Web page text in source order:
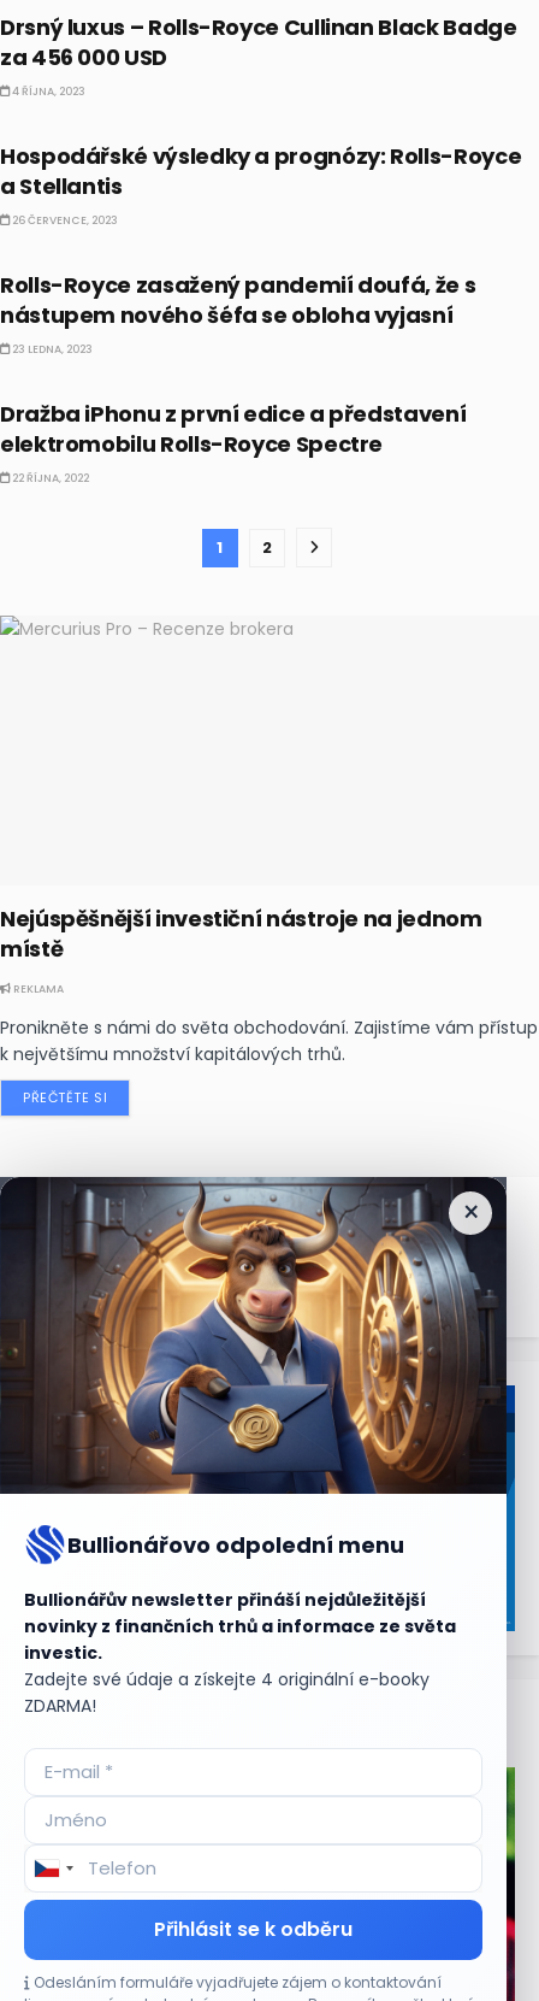
Drsný luxus – Rolls-Royce Cullinan Black Badge
za 456 000 USD
4 ŘÍJNA, 2023
Hospodářské výsledky a prognózy: Rolls-Royce
a Stellantis
26 ČERVENCE, 2023
Rolls-Royce zasažený pandemií doufá, že s
nástupem nového šéfa se obloha vyjasní
23 LEDNA, 2023
Dražba iPhonu z první edice a představení
elektromobilu Rolls-Royce Spectre
22 ŘÍJNA, 2022
1 2
Nejúspěšnější investiční nástroje na jednom
místě
REKLAMA
Pronikněte s námi do světa obchodování. Zajistíme vám přístup
k největšímu množství kapitálových trhů.
PŘEČTĚTE SI
×
Bullionářovo odpolední menu
Bullionářův newsletter přináší nejdůležitější
novinky z finančních trhů a informace ze světa
investic.
Zadejte své údaje a získejte 4 originální e-booky
ZDARMA!
Přihlásit se k odběru
Odesláním formuláře vyjadřujete zájem o kontaktování
Nejčtenějšízprávy
Aktuální
CO HÝBE TRHEM